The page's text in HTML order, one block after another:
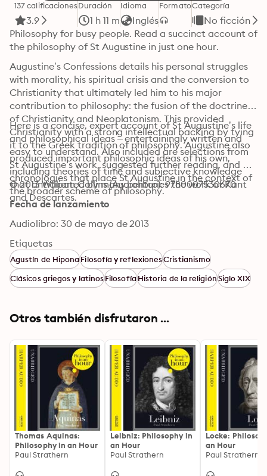
137 calificaciones
3.9
Duración
1 h 11 m
Idioma
Inglés
FormatoCategoría
No ficción
Philosophy for busy people. Read a succinct account of
the philosophy of St Augustine in just one hour.
Augustine’s Confessions details his personal struggles
with morality, his spiritual crisis and the conversion to
Christianity that ultimately led him to his major
contribution to philosophy: the fusion of the doctrines
of Christianity and Neoplatonism. This provided
Christianity with a strong intellectual backing by tying
it to the Greek tradition of philosophy. Augustine also
produced important philosophic ideas of his own,
including theories of time and subjective knowledge
that anticipated by many centuries the work of Kant
and Descartes.
Here is a concise, expert account of St Augustine’s life
and philosophical ideas – entertainingly written and
easy to understand. Also included are selections from
St Augustine’s work, suggested further reading, and
chronologies that place St Augustine in the context of
the broader scheme of philosophy.
© 2013 William Collins (Audiolibro): 9780007530670
Fecha de lanzamiento
Audiolibro: 30 de mayo de 2013
Etiquetas
Agustín de HiponaFilosofía y reflexionesCristianismo
Clásicos griegos y latinosFilosofíaHistoria de la religiónSiglo XIX
Otros también disfrutaron ...
Thomas Aquinas:
Philosophy in an Hour
Paul Strathern
Leibniz: Philosophy in
an Hour
Paul Strathern
Locke:
an Hour
Paul Strathern